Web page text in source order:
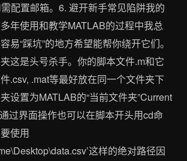
配置邮箱。6. 避开新手常见陷阱我的
年使用和教学MATLAB的过程中我总
易“踩坑”的地方希望能帮你绕开它们。
这是头号杀手。你的脚本文件.m和它
.csv, .mat等最好放在同一个文件夹下
设置为MATLAB的“当前文件夹”Current
过界面操作也可以在脚本开头用cd命
使用
这样的绝对路径因